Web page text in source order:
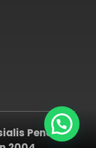
Penerbit